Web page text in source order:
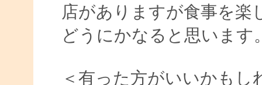
店がありますが食事を楽
どうにかなると思います
＜有った方がいいかもし